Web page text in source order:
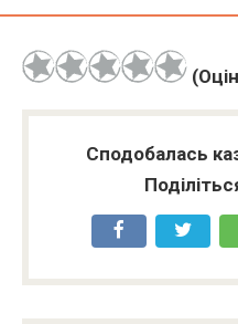
Сподобалась